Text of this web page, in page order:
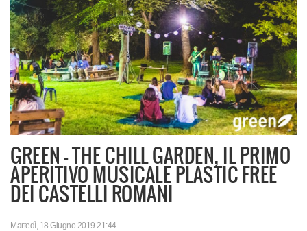
GREEN - THE CHILL GARDEN, IL PRIMO
APERITIVO MUSICALE PLASTIC FREE
DEI CASTELLI ROMANI
Martedì, 18 Giugno 2019 21:44